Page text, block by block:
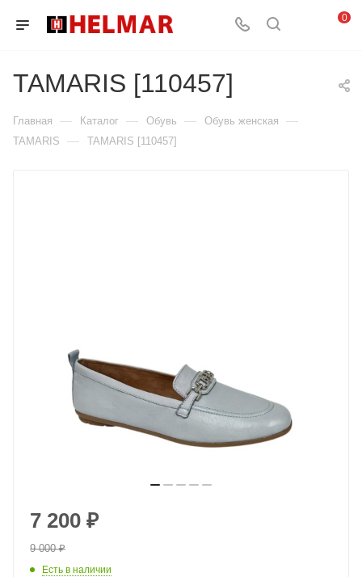
0
TAMARIS [110457]
Главная — Каталог — Обувь — Обувь женская —
TAMARIS — TAMARIS [110457]
7 200 ₽
9 000₽
Есть в наличии